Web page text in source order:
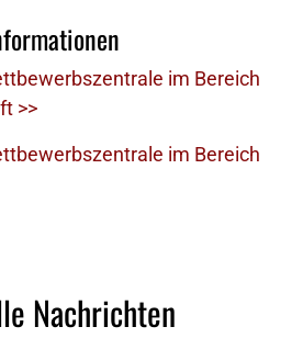
im Bereich
>>
im Bereich
Nachrichten